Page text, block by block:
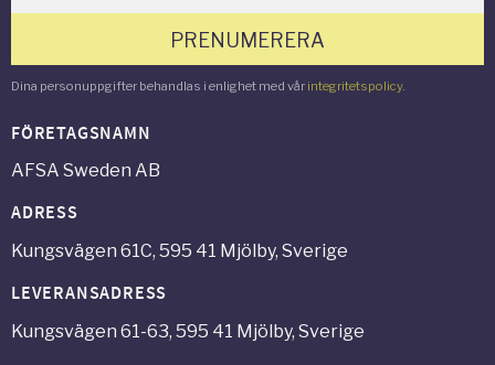
PRENUMERERA
Dina personuppgifter behandlas i enlighet med vår integritetspolicy.
FÖRETAGSNAMN
AFSA Sweden AB
ADRESS
Kungsvägen 61C, 595 41 Mjölby, Sverige
LEVERANSADRESS
Kungsvägen 61-63, 595 41 Mjölby, Sverige